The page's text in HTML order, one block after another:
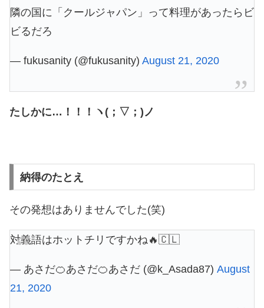
隣の国に「クールジャパン」って料理があったらビ
ビるだろ
— fukusanity (@fukusanity) August 21, 2020
たしかに…！！！ヽ(；▽；)ノ
納得のたとえ
その発想はありませんでした(笑)
対義語はホットチリですかね🔥🇨🇱
— あさだ🍊あさだ🍊あさだ (@k_Asada87) August
21, 2020